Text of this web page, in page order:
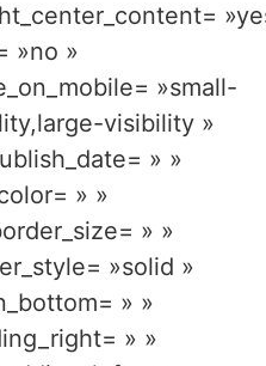
»no »
»small-
visibility »
» »
» »
» »
»solid »
» »
» »